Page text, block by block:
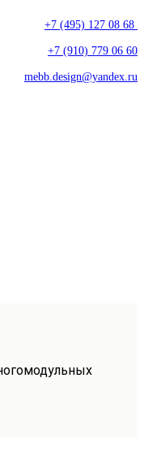
+7 (495) 127 08 68
+7 (910) 779 06 60
mebb.design@yandex.ru